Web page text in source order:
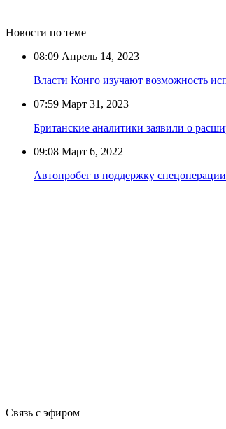
Новости по теме
08:09 Апрель 14, 2023
Власти Конго изучают возможность
07:59 Март 31, 2023
Британские аналитики заявили о
09:08 Март 6, 2022
Автопробег в поддержку
Связь с эфиром